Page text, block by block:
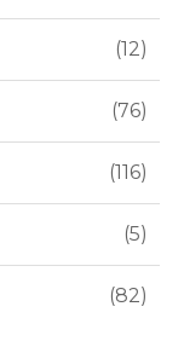
12
76
116
5
82